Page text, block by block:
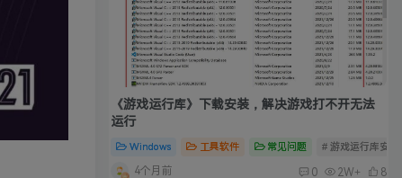
《游戏运行库》下载安装，解决游戏打不开无法
运行
Windows 工具软件 常见问题 # 游戏运行库安装
4个月前 0 2W+ 8